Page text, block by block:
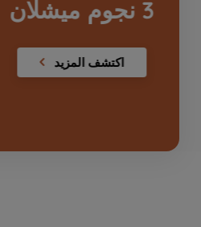
اكتشف المزيد